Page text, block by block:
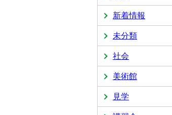
新着情報
未分類
社会
美術館
見学